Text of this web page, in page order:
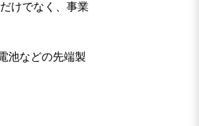
けでなく、事業
池などの先端製